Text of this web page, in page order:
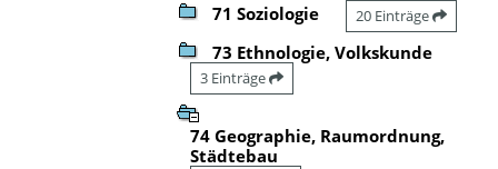
71 Soziologie 20 Einträge
73 Ethnologie, Volkskunde
3 Einträge
74 Geographie, Raumordnung,
Städtebau